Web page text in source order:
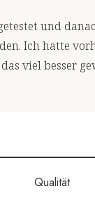
und
Ich hatte
viel besser
Qualität